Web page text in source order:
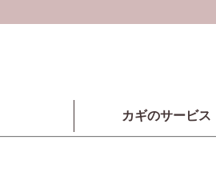
カギのサービス